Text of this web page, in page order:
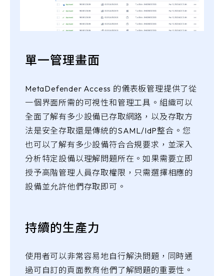
單一管理畫面
MetaDefender Access 的儀表板管理提供了從
一個界面所需的可視性和管理工具。組織可以
全面了解有多少設備已存取網路，以及存取方
法是安全存取還是傳統的SAML/IdP整合。您
也可以了解有多少設備符合合規要求，並深入
分析特定設備以理解問題所在。如果需要立即
授予高階管理人員存取權限，只需選擇相應的
設備並允許他們存取即可。
持續的生產力
使用者可以非常容易地自行解決問題，同時通
過可自訂的頁面教育他們了解問題的重要性。